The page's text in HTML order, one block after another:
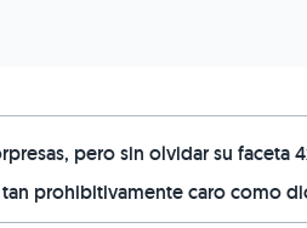
pero sin olvidar su faceta
prohibitivamente caro como